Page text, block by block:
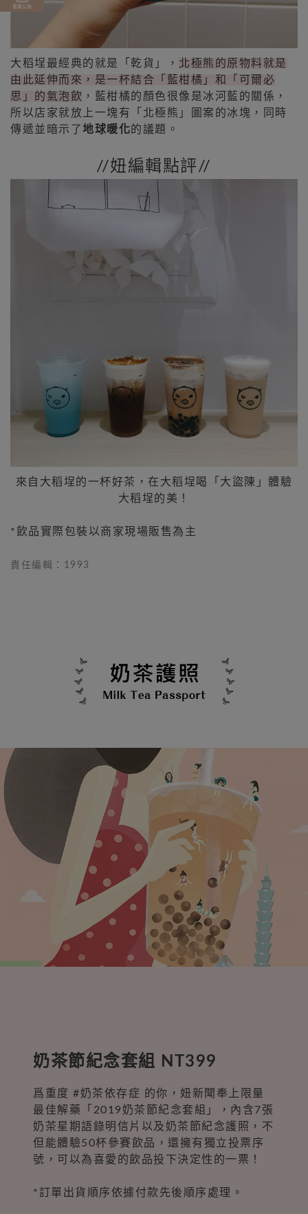
大稻埕最經典的就是「乾貨」， 北極熊的原物料就是
由此延伸而來，是一杯結合「藍柑橘」和「可爾必
思」的氣泡飲 ，藍柑橘的顏色很像是冰河藍的關係，
所以店家就放上一塊有「北極熊」圖案的冰塊，同時
傳遞並暗示了 地球暖化的議題。
//妞編輯點評//
來自大稻埕的一杯好茶，在大稻埕喝「大盜陳」體驗
大稻埕的美！
*飲品實際包裝以商家現場販售為主
責任編輯：1993
奶茶節紀念套組 NT399
爲重度 #奶茶依存症 的你，妞新聞奉上限量
最佳解藥「2019奶茶節紀念套組」，內含7張
奶茶星期語錄明信片以及奶茶節紀念護照，不
但能體驗50杯參賽飲品，還擁有獨立投票序
號，可以為喜愛的飲品投下決定性的一票！
*訂單出貨順序依據付款先後順序處理。